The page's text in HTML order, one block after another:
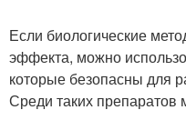
Если биологические
эффекта, можно
которые безопасны для
Среди таких препаратов